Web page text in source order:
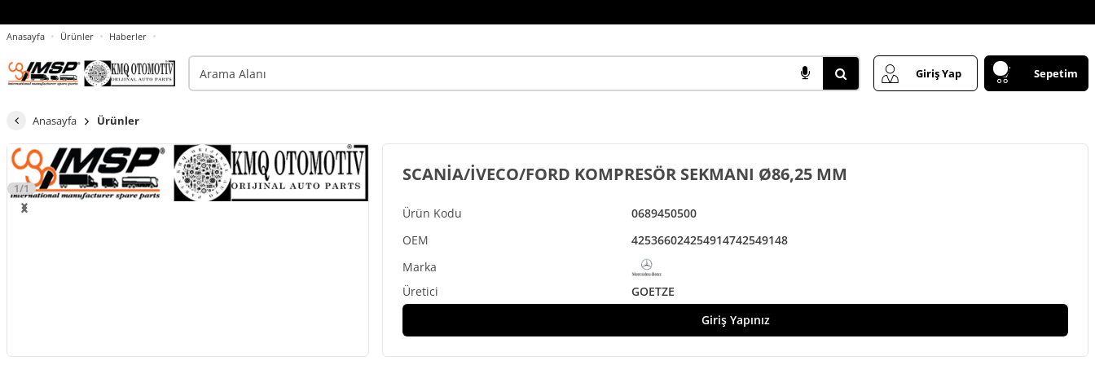
Anasayfa Ürünler Haberler
Giriş Yap Sepetim
Anasayfa Ürünler
1/1
0689450500
425366024254914742549148
SCANİA/İVECO/FORD KOMPRESÖR SEKMANI Ø86,25 MM
GOETZE
Giriş Yapınız